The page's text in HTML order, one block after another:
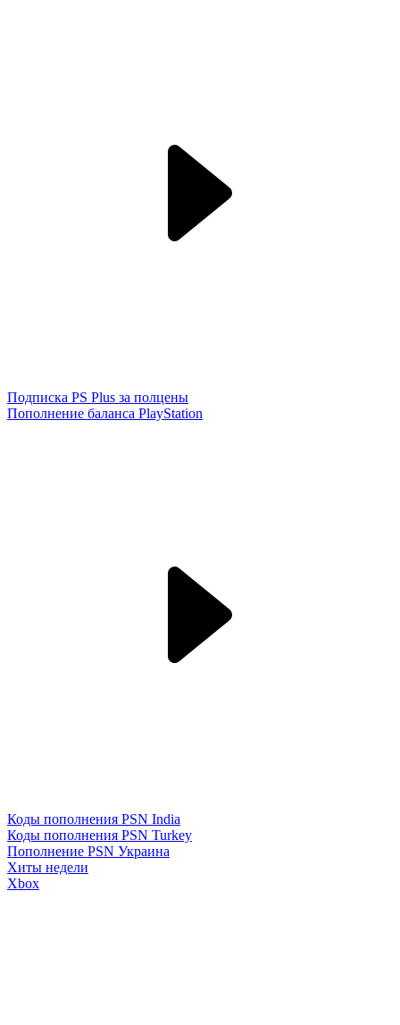
Подписка PS Plus за полцены
Пополнение баланса PlayStation
Коды пополнения PSN India
Коды пополнения PSN Turkey
Пополнение PSN Украина
Хиты недели
Xbox